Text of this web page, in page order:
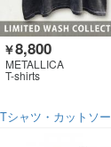
￥8,800
METALLICA
T-shirts
Tシャツ・カットソー